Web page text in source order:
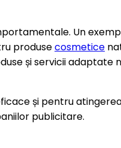
Un
produsecosmetice
și servicii adaptate
și pentru
publicitare.